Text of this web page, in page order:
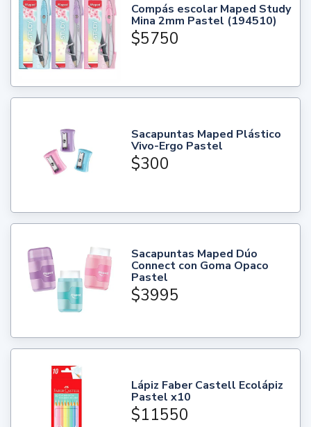
Compás escolar Maped Study
Mina 2mm Pastel (194510)
$5750
Sacapuntas Maped Plástico
Vivo-Ergo Pastel
$300
Sacapuntas Maped Dúo
Connect con Goma Opaco
Pastel
$3995
Lápiz Faber Castell Ecolápiz
Pastel x10
$11550